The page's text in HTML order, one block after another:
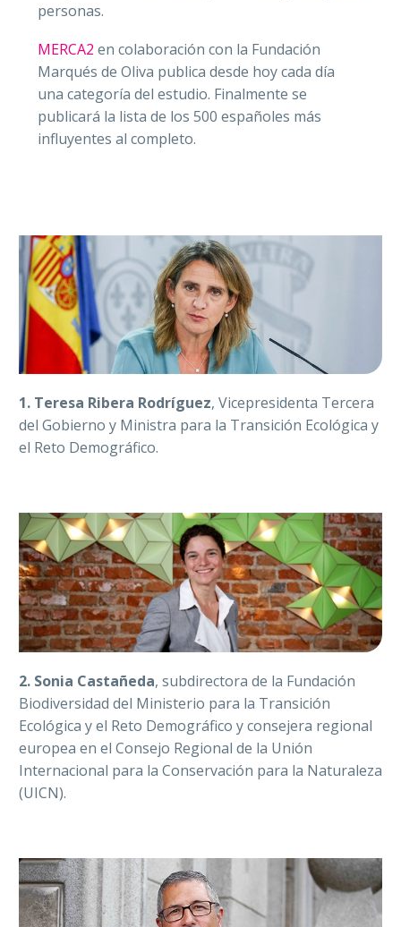
personas.
MERCA2 en colaboración con la Fundación
Marqués de Oliva publica desde hoy cada día
una categoría del estudio. Finalmente se
publicará la lista de los 500 españoles más
influyentes al completo.
1. Teresa Ribera Rodríguez, Vicepresidenta Tercera
del Gobierno y Ministra para la Transición Ecológica y
el Reto Demográfico.
2. Sonia Castañeda, subdirectora de la Fundación
Biodiversidad del Ministerio para la Transición
Ecológica y el Reto Demográfico y consejera regional
europea en el Consejo Regional de la Unión
Internacional para la Conservación para la Naturaleza
(UICN).